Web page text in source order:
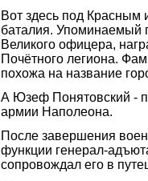
Вот здесь под Красным
баталия. Упоминаемый
Великого офицера,
Почётного легиона.
похожа на название
А Юзеф Понятовский -
армии Наполеона.
После завершения
функции генерал-
сопровождал его в